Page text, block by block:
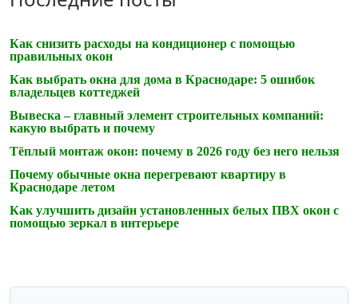
Как снизить расходы на кондиционер с помощью
правильных окон
Как выбрать окна для дома в Краснодаре: 5 ошибок
владельцев коттеджей
Вывеска – главный элемент строительных компаний:
какую выбрать и почему
Тёплый монтаж окон: почему в 2026 году без него нельзя
Почему обычные окна перегревают квартиру в
Краснодаре летом
Как улучшить дизайн установленных белых ПВХ окон с
помощью зеркал в интерьере